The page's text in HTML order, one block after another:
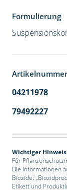
Formulierung
Artikelnummer
04211978
79492227
Wichtiger
Für
Die Informationen
Biozide:
Etikett und